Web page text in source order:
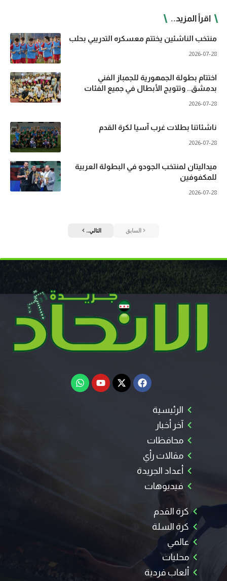
اقرأ المزيد..
منتخب الناشئين يختتم معسكره التدريبي بحلب
2026-07-28
اختتام بطولة الجمهورية للجمباز الفني
بدمشق.. وتتويج الأبطال في جميع الفئات
2026-07-28
ناشئاتنا بطلات غرب آسيا لكرة القدم
2026-07-28
ميداليتان لمنتخب الجودو في البطولة العربية
للمكفوفين
2026-07-28
السابق التالي..
الرئيسية
آخر أخبار
محافظات
مقالات رأي
أعداد الجريدة
فيديوهات
كرة القدم
كرة السلة
عالمي
محليات
ألعاب فردية